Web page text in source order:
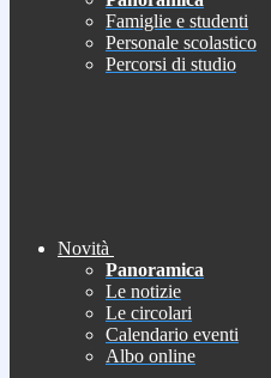
Famiglie e studenti
Personale scolastico
Percorsi di studio
Novità
Panoramica
Le notizie
Le circolari
Calendario eventi
Albo online